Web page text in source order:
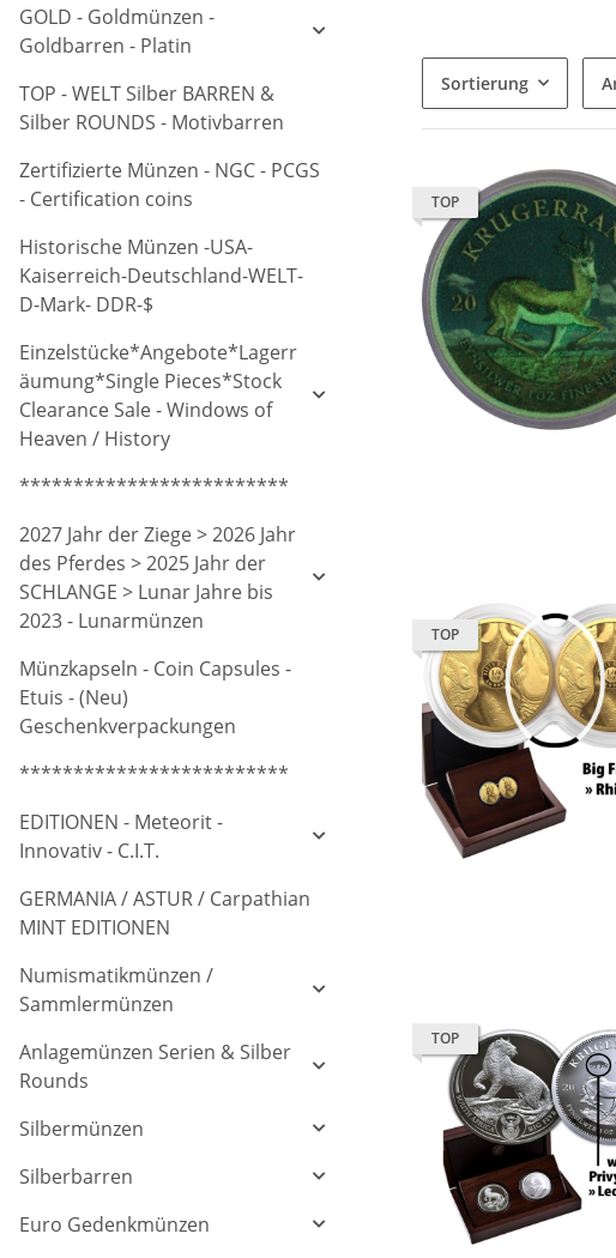
Sortierung
TOP
TOP
TOP
GOLD - Goldmünzen -
Goldbarren - Platin
TOP - WELT Silber BARREN &
Silber ROUNDS - Motivbarren
Zertifizierte Münzen - NGC - PCGS
- Certification coins
Historische Münzen -USA-
Kaiserreich-Deutschland-WELT-
D-Mark- DDR-$
Einzelstücke*Angebote*Lagerr
äumung*Single Pieces*Stock
Clearance Sale - Windows of
Heaven / History
*************************
2027 Jahr der Ziege > 2026 Jahr
des Pferdes > 2025 Jahr der
SCHLANGE > Lunar Jahre bis
2023 - Lunarmünzen
Münzkapseln - Coin Capsules -
Etuis - (Neu)
Geschenkverpackungen
*************************
EDITIONEN - Meteorit -
Innovativ - C.I.T.
GERMANIA / ASTUR / Carpathian
MINT EDITIONEN
Numismatikmünzen /
Sammlermünzen
Anlagemünzen Serien & Silber
Rounds
Silbermünzen
Silberbarren
Euro Gedenkmünzen